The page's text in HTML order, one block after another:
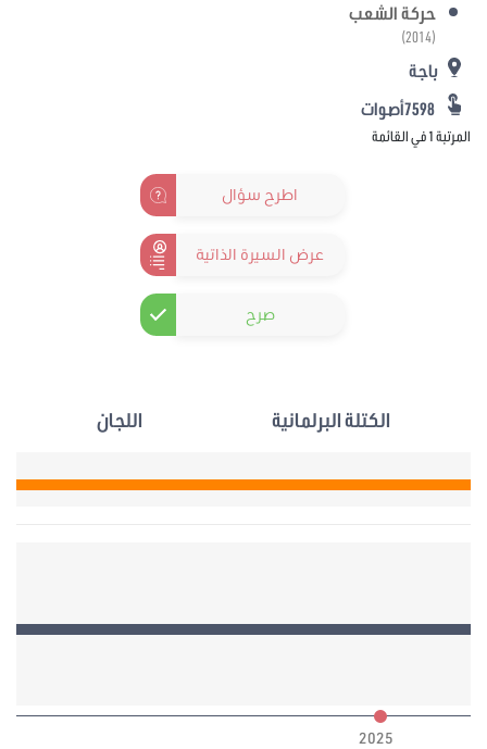
حركة الشعب
(2014)
باجة
المرتبة 1 في القائمة
اطرح سؤال
عرض السيرة الذاتية
صرح
الكتلة البرلمانية اللجان
2025